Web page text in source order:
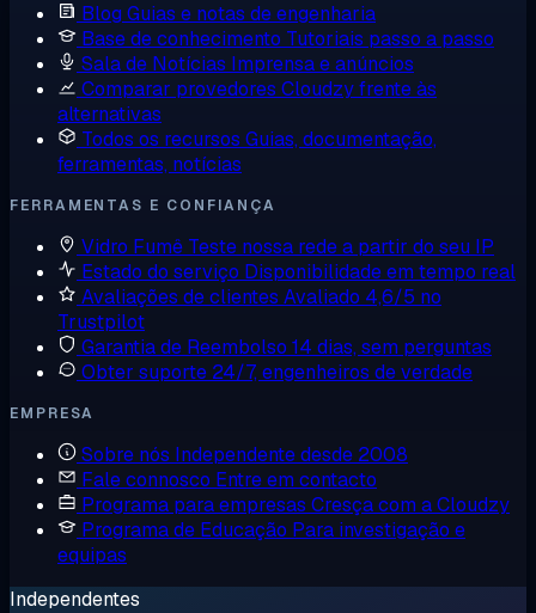
Blog Guias e notas de engenharia
Base de conhecimento Tutoriais passo a passo
Sala de Notícias Imprensa e anúncios
Comparar provedores Cloudzy frente às
alternativas
Todos os recursos Guias, documentação,
ferramentas, notícias
FERRAMENTAS E CONFIANÇA
Vidro Fumê Teste nossa rede a partir do seu IP
Estado do serviço Disponibilidade em tempo real
Avaliações de clientes Avaliado 4,6/5 no
Trustpilot
Garantia de Reembolso 14 dias, sem perguntas
Obter suporte 24/7, engenheiros de verdade
EMPRESA
Sobre nós Independente desde 2008
Fale connosco Entre em contacto
Programa para empresas Cresça com a Cloudzy
Programa de Educação Para investigação e
equipas
Independentes